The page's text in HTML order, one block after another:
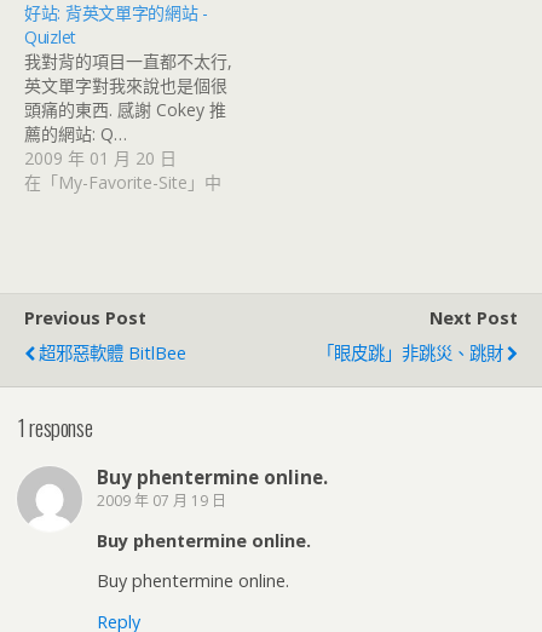
好站: 背英文單字的網站 -
Quizlet
我對背的項目一直都不太行,
英文單字對我來說也是個很
頭痛的東西. 感謝 Cokey 推
薦的網站: Q…
2009 年 01 月 20 日
在「My-Favorite-Site」中
Previous Post
超邪惡軟體 BitlBee
Next Post
「眼皮跳」非跳災、跳財
1 response
Buy phentermine online.
2009 年 07 月 19 日
Buy phentermine online.
Buy phentermine online.
Reply